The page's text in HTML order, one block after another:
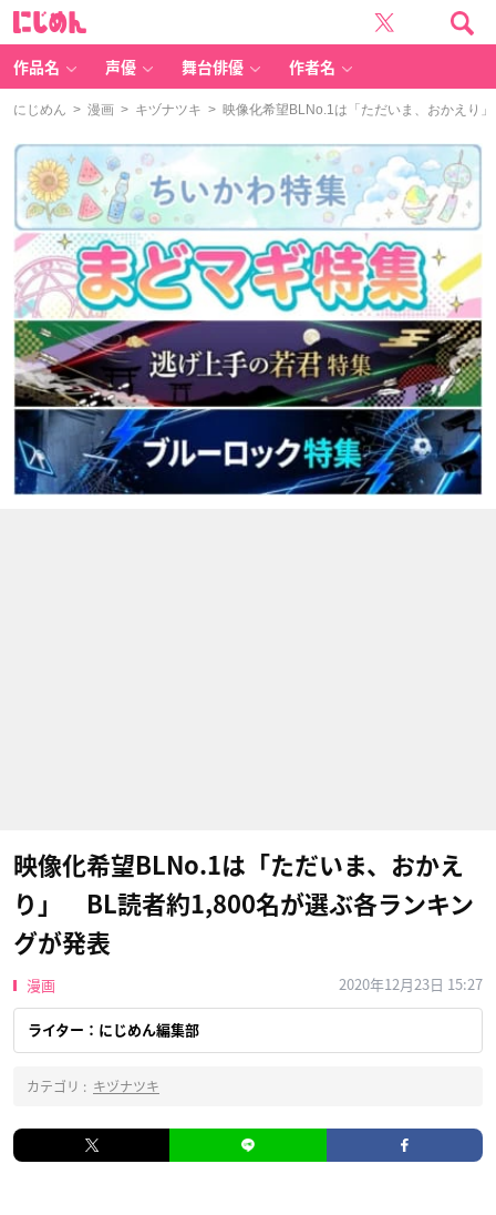
作品名 声優 舞台俳優 作者名
にじめん > 漫画 > キヅナツキ > 映像化希望BLNo.1は「ただいま、おかえり
映像化希望BLNo.1は「ただいま、おかえ
り」 BL読者約1,800名が選ぶ各ランキン
グが発表
漫画 2020年12月23日 15:27
ライター：にじめん編集部
カテゴリ : キヅナツキ